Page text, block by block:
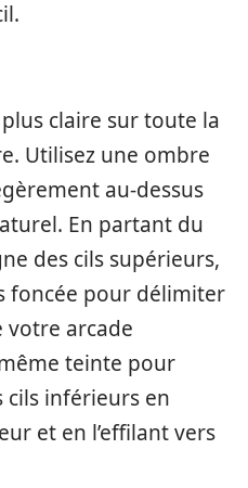
claire sur toute la
Utilisez une ombre
au-dessus
En partant du
des cils supérieurs,
foncée pour délimiter
votre arcade
teinte pour
cils inférieurs en
et en l’effilant vers